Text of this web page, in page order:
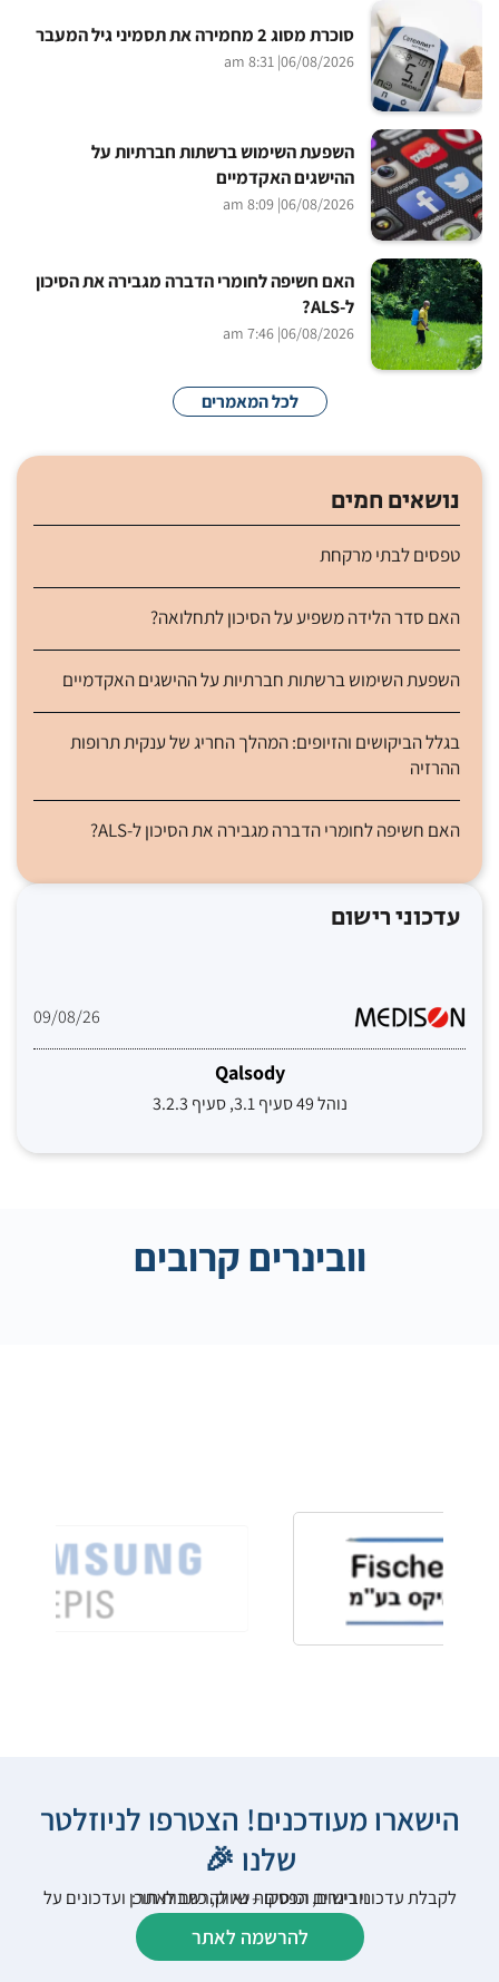
סוכרת מסוג 2 מחמירה את תסמיני גיל המעבר
06/08/2026
| 8:31 am
השפעת השימוש ברשתות חברתיות על
ההישגים האקדמיים
06/08/2026
| 8:09 am
האם חשיפה לחומרי הדברה מגבירה את הסיכון
ל-ALS?
06/08/2026
| 7:46 am
לכל המאמרים
נושאים חמים
טפסים לבתי מרקחת
האם סדר הלידה משפיע על הסיכון לתחלואה?
השפעת השימוש ברשתות חברתיות על ההישגים האקדמיים
בגלל הביקושים והזיופים: המהלך החריג של ענקית תרופות
ההרזיה
האם חשיפה לחומרי הדברה מגבירה את הסיכון ל-ALS?
עדכוני רישום
09/08/26
Qalsody
נוהל 49 סעיף 3.1, סעיף 3.2.3
וובינרים קרובים
הישארו מעודכנים! הצטרפו לניוזלטר
שלנו 🎉
לקבלת עדכוני רישום, הפסקות שיווק, כתבות תוכן ועדכונים על וובינרים וכנסים – נא להרשם לאתר:
להרשמה לאתר